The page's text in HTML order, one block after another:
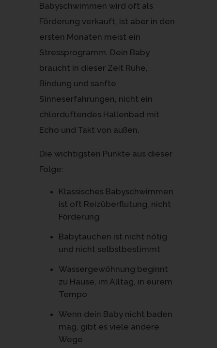
Babyschwimmen wird oft als
Förderung verkauft, ist aber in den
ersten Monaten meist ein
Stressprogramm. Dein Baby
braucht in dieser Zeit Ruhe,
Bindung und sanfte
Sinneserfahrungen, nicht ein
chlorduftendes Hallenbad mit
Echo und Takt von außen.
Die wichtigsten Punkte aus dieser
Folge:
Klassisches Babyschwimmen
ist oft Reizüberflutung, nicht
Förderung
Babytauchen ist nicht nötig
und nicht selbstbestimmt
Wassergewöhnung beginnt
zu Hause, im Alltag, in eurem
Tempo
Wenn dein Baby nicht baden
mag, gibt es viele andere
Wege